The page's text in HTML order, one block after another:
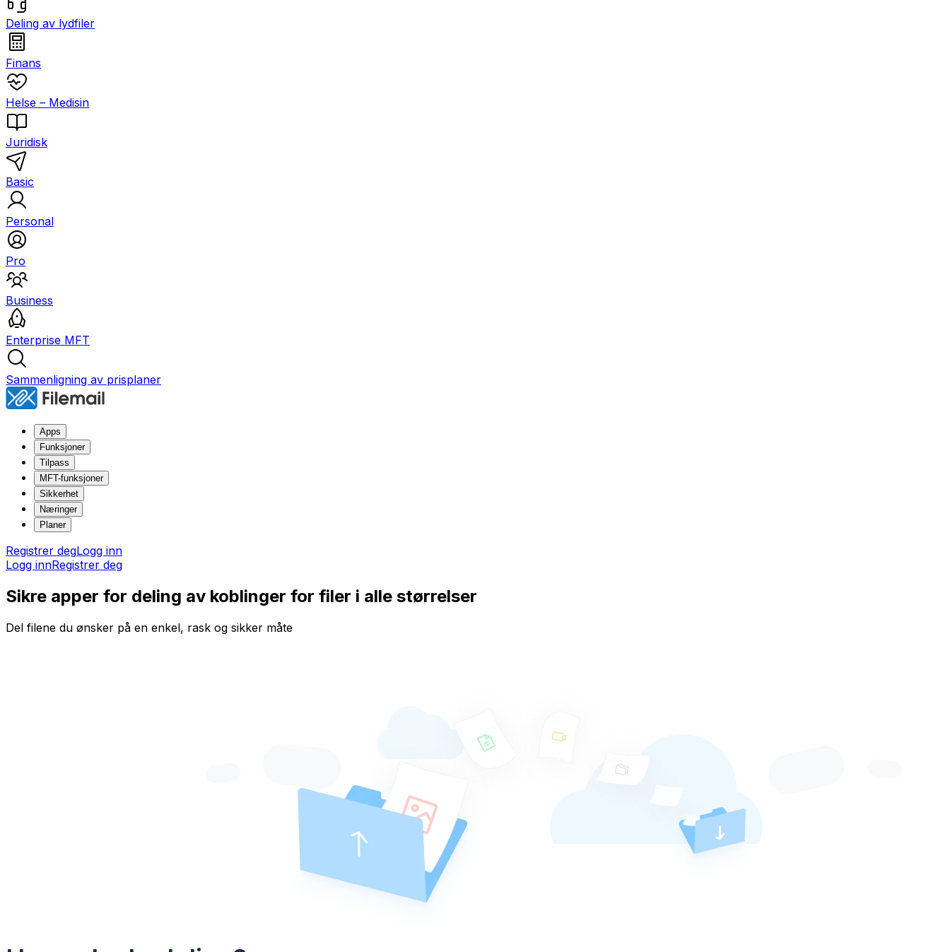
Deling av lydfiler
Finans
Helse – Medisin
Juridisk
Basic
Personal
Pro
Business
Enterprise MFT
Sammenligning av prisplaner
Apps
Funksjoner
Tilpass
MFT-funksjoner
Sikkerhet
Næringer
Planer
Registrer degLogg inn
Logg innRegistrer deg
Sikre apper for deling av koblinger for filer i alle størrelser
Del filene du ønsker på en enkel, rask og sikker måte